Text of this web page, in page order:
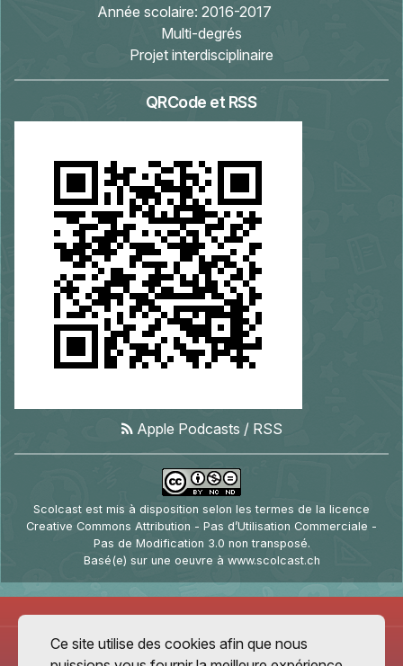
Année scolaire: 2016-2017
Multi-degrés
Projet interdisciplinaire
QRCode et RSS
Apple Podcasts / RSS
Scolcast est mis à disposition selon les termes de la licence
Creative Commons Attribution - Pas d’Utilisation Commerciale -
Pas de Modification 3.0 non transposé.
Basé(e) sur une oeuvre à www.scolcast.ch
Ce site utilise des cookies afin que nous